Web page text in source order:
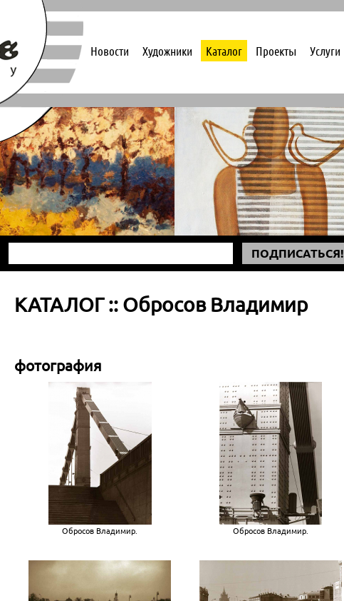
Новости Художники Каталог Проекты Услуги
ПОДПИСАТЬСЯ!
КАТАЛОГ :: Обросов Владимир
фотография
Обросов Владимир. Обросов Владимир.